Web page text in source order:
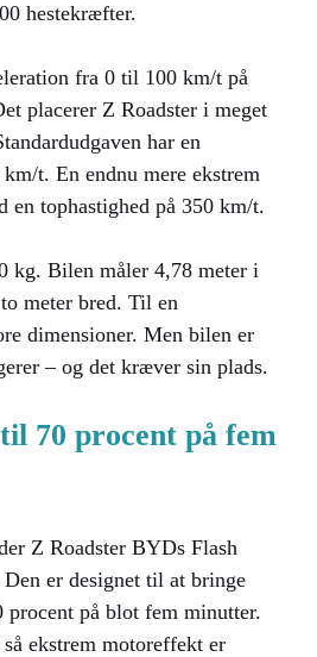
hestekræfter.
fra 0 til 100 km/t på
placerer Z Roadster i meget
har en
t. En endnu mere ekstrem
en tophastighed på 350 km/t.
kg. Bilen måler 4,78 meter i
meter bred. Til en
dimensioner. Men bilen er
– og det kræver sin plads.
70 procent på fem
Z Roadster BYDs Flash
er designet til at bringe
på blot fem minutter.
ekstrem motoreffekt er